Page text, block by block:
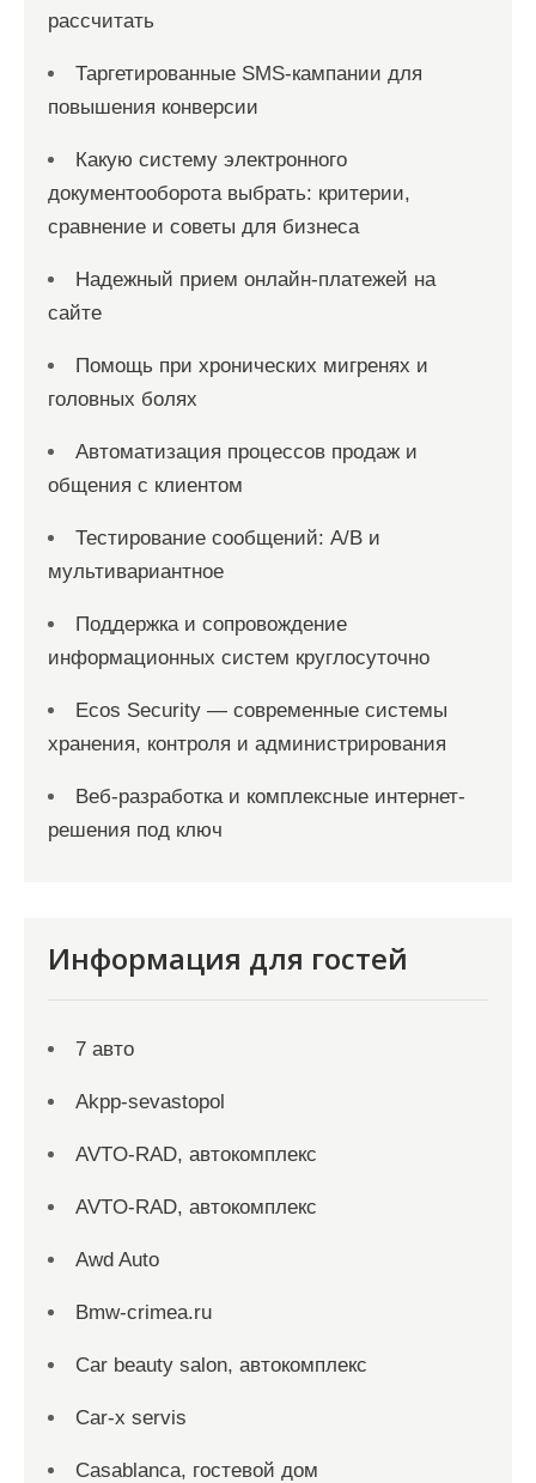
рассчитать
Таргетированные SMS-кампании для
повышения конверсии
Какую систему электронного
документооборота выбрать: критерии,
сравнение и советы для бизнеса
Надежный прием онлайн-платежей на
сайте
Помощь при хронических мигренях и
головных болях
Автоматизация процессов продаж и
общения с клиентом
Тестирование сообщений: A/B и
мультивариантное
Поддержка и сопровождение
информационных систем круглосуточно
Ecos Security — современные системы
хранения, контроля и администрирования
Веб-разработка и комплексные интернет-
решения под ключ
Информация для гостей
7 авто
Akpp-sevastopol
AVTO-RAD, автокомплекс
AVTO-RAD, автокомплекс
Awd Auto
Bmw-crimea.ru
Car beauty salon, автокомплекс
Car-x servis
Casablanca, гостевой дом